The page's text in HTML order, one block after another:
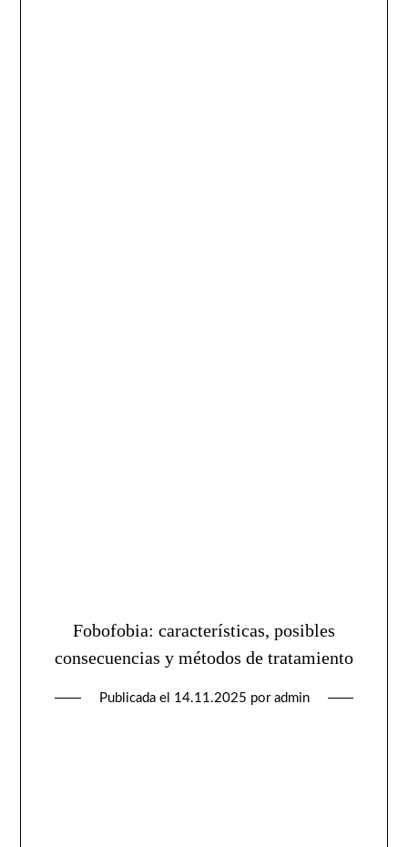
Fobofobia: características, posibles
consecuencias y métodos de tratamiento
Publicada el 14.11.2025 por admin